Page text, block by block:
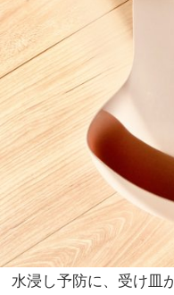
水浸し予防に、受け皿